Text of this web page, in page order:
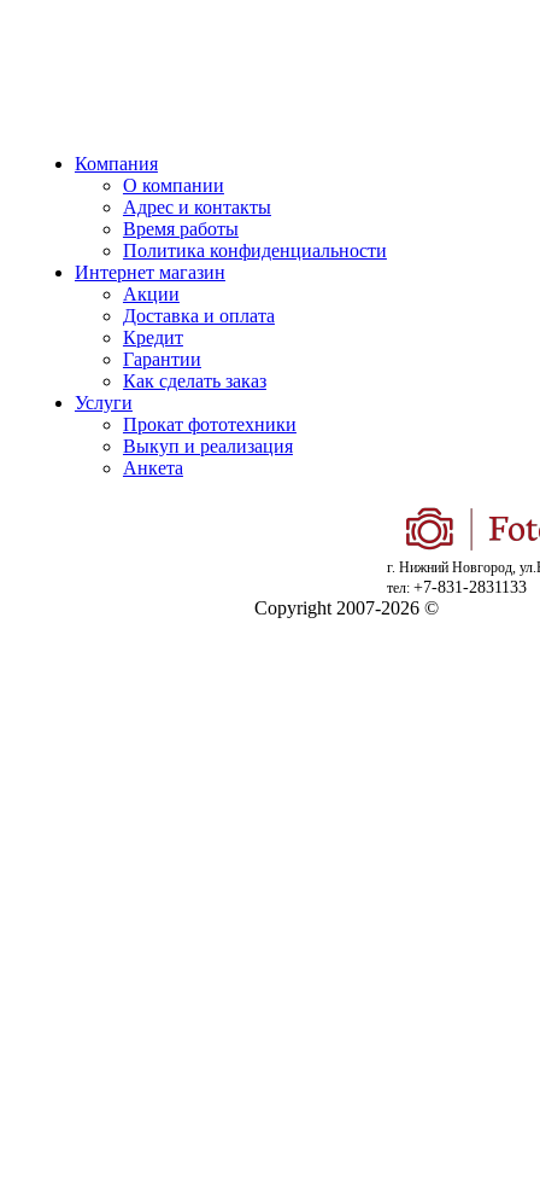
Компания
О компании
Адрес и контакты
Время работы
Политика конфиденциальности
Интернет магазин
Акции
Доставка и оплата
Кредит
Гарантии
Как сделать заказ
Услуги
Прокат фототехники
Выкуп и реализация
Анкета
г. Нижний Новгород,
тел: +7-831-2831133
Copyright 2007-2026 ©